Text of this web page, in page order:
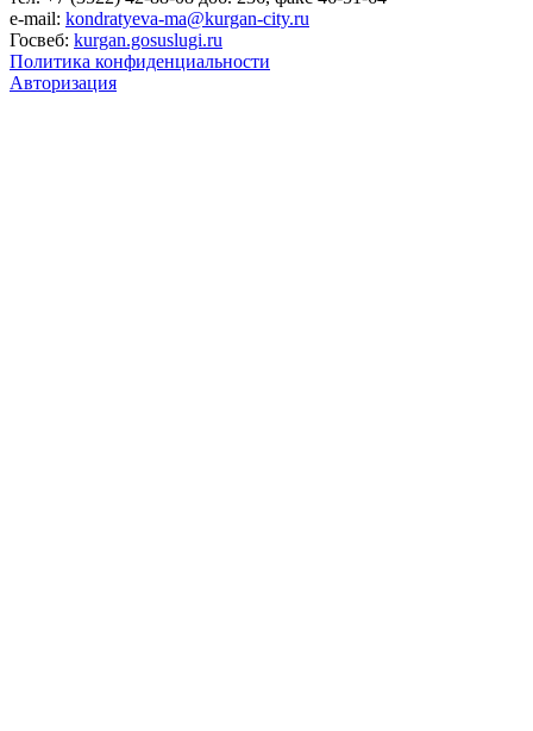
e-mail: kondratyeva-ma@kurgan-city.ru
Госвеб: kurgan.gosuslugi.ru
Политика конфиденциальности
Авторизация